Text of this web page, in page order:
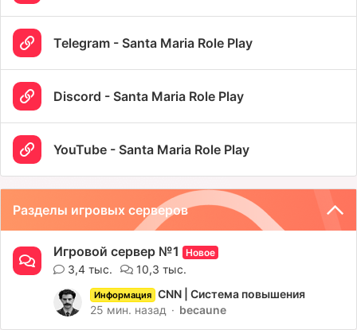
Telegram - Santa Maria Role Play
Discord - Santa Maria Role Play
YouTube - Santa Maria Role Play
Разделы игровых серверов
Игровой сервер №1 Новое
3,4 тыс. 10,3 тыс.
Информация CNN | Система повышения
25 мин. назад
becaune